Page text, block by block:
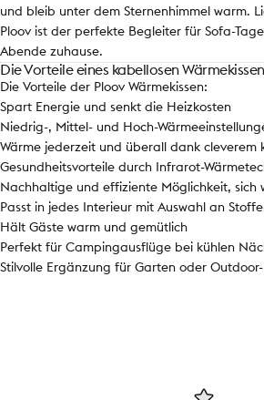
und bleib unter dem Sternenhimmel warm.
Ploov ist der perfekte Begleiter für Sofa-
Abende zuhause.
Die Vorteile eines kabellosen
Die Vorteile der Ploov Wärmekissen:
Spart Energie und senkt die Heizkosten
Niedrig-, Mittel- und Hoch-
Wärme jederzeit und überall dank cleverem
Gesundheitsvorteile durch Infrarot-
Nachhaltige und effiziente Möglichkeit, sich
Passt in jedes Interieur mit Auswahl an
Hält Gäste warm und gemütlich
Perfekt für Campingausflüge bei kühlen
Stilvolle Ergänzung für Garten oder